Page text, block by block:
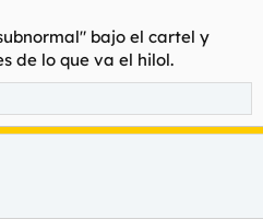
bajo el cartel y
de lo que va el hilol.